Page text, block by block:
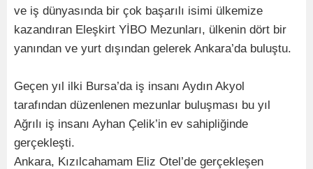
ve iş dünyasında bir çok başarılı isimi ülkemize
kazandıran Eleşkirt YİBO Mezunları, ülkenin dört bir
yanından ve yurt dışından gelerek Ankara’da buluştu.
Geçen yıl ilki Bursa’da iş insanı Aydın Akyol
tarafından düzenlenen mezunlar buluşması bu yıl
Ağrılı iş insanı Ayhan Çelik’in ev sahipliğinde
gerçekleşti.
Ankara, Kızılcahamam Eliz Otel’de gerçekleşen